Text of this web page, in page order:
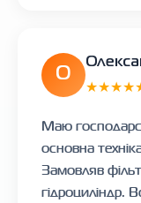
О
Маю
основна
Замовляв
гідроциліндр.